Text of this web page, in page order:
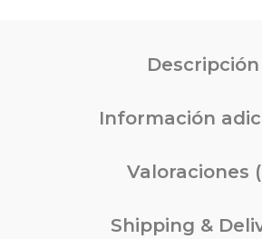
Descripción
Información
Valoraciones
Shipping &